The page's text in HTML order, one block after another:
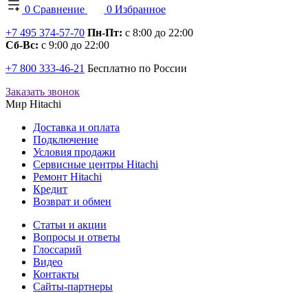
0 Сравнение 0 Избранное
+7 495 374-57-70 Пн-Пт: с 8:00 до 22:00
Сб-Вс: с 9:00 до 22:00
+7 800 333-46-21 Бесплатно по России
Заказать звонок
Мир Hitachi
Доставка и оплата
Подключение
Условия продажи
Сервисные центры Hitachi
Ремонт Hitachi
Кредит
Возврат и обмен
Cтатьи и акции
Вопросы и ответы
Глоссарий
Видео
Контакты
Сайты-партнеры